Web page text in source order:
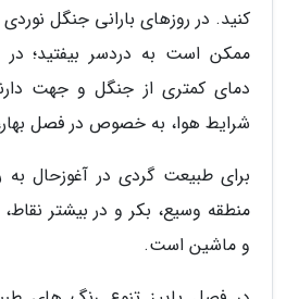
کنید. در روزهای بارانی جنگل
ممکن است به دردسر بیفتید؛
دمای کمتری از جنگل و جهت
شرایط هوا، به خصوص در فصل بهار،
برای طبیعت گردی در آغوزحال به
منطقه وسیع، بکر و در بیشتر
و ماشین است.